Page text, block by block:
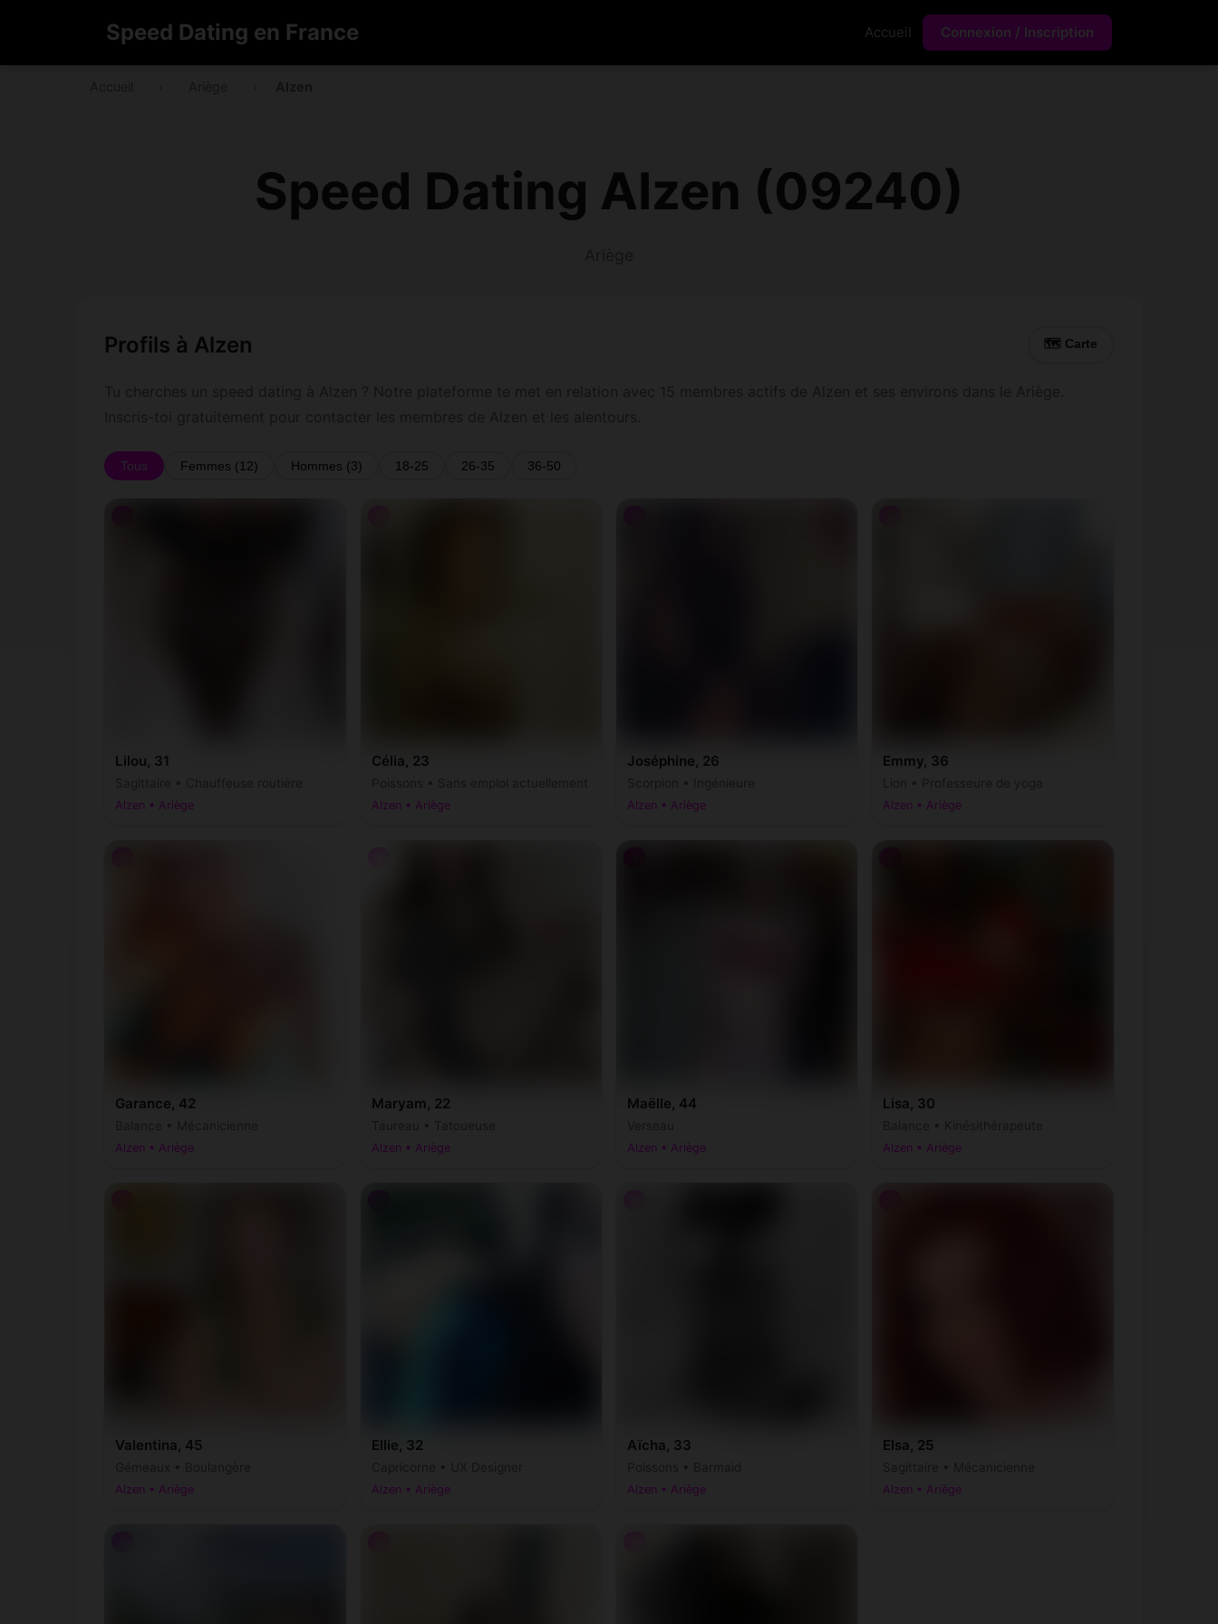
Speed Dating en France Accueil Connexion / Inscription
Speed Dating Alzen (09240)
Profils à Alzen 🗺 Carte
Tous Femmes (12) Hommes (3) 18-25 26-35 36-50
Lilou, 31
Alzen • Ariège
Célia, 23
Alzen • Ariège
Joséphine, 26
Alzen • Ariège
Emmy, 36
Alzen • Ariège
Garance, 42
Alzen • Ariège
Maryam, 22
Alzen • Ariège
Maëlle, 44
Alzen • Ariège
Lisa, 30
Alzen • Ariège
Valentina, 45
Alzen • Ariège
Ellie, 32
Alzen • Ariège
Aïcha, 33
Alzen • Ariège
Elsa, 25
Alzen • Ariège